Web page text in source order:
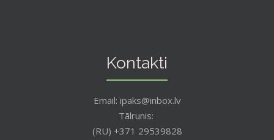
Kontakti
Email: ipaks@inbox.lv
Tālrunis:
(RU) +371 29539828